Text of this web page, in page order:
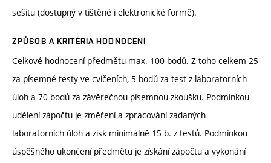
sešitu (dostupný v tištěné i elektronické formě).
ZPŮSOB A KRITÉRIA HODNOCENÍ
Celkové hodnocení předmětu max. 100 bodů. Z toho celkem 25
za písemné testy ve cvičeních, 5 bodů za test z laboratorních
úloh a 70 bodů za závěrečnou písemnou zkoušku. Podmínkou
udělení zápočtu je změření a zpracování zadaných
laboratorních úloh a zisk minimálně 15 b. z testů. Podmínkou
úspěšného ukončení předmětu je získání zápočtu a vykonání